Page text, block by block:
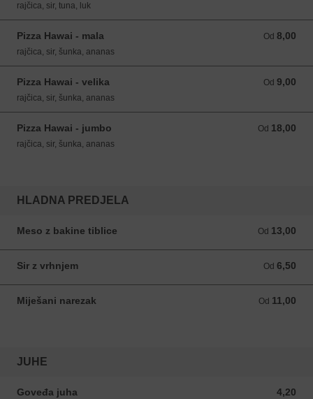
rajčica, sir, tuna, luk
Pizza Hawai - mala Od 8,00
Od 8,00 EUR
rajčica, sir, šunka, ananas
Pizza Hawai - velika Od 9,00
Od 9,00 EUR
rajčica, sir, šunka, ananas
Pizza Hawai - jumbo Od 18,00
Od 18,00 EUR
rajčica, sir, šunka, ananas
HLADNA PREDJELA
Meso z bakine tiblice Od 13,00
Od 13,00 EUR
Sir z vrhnjem Od 6,50
Od 6,50 EUR
Miješani narezak Od 11,00
Od 11,00 EUR
JUHE
Goveđa juha 4,20
4,20 EUR